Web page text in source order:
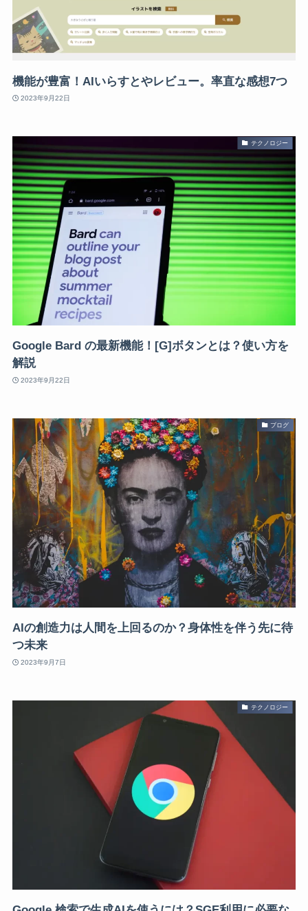
機能が豊富！AIいらすとやレビュー。率直な感想7つ
2023年9月22日
テクノロジー
Google Bard の最新機能！[G]ボタンとは？使い方を
解説
2023年9月22日
ブログ
AIの創造力は人間を上回るのか？身体性を伴う先に待
つ未来
2023年9月7日
テクノロジー